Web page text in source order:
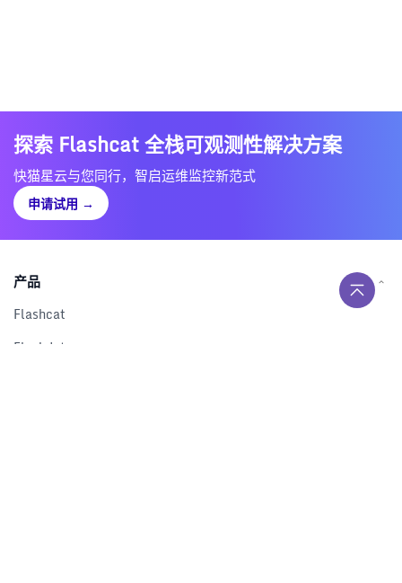
探索 Flashcat 全栈可观测性解决方案
快猫星云与您同行，智启运维监控新范式
申请试用 →
产品
Flashcat
Flashduty